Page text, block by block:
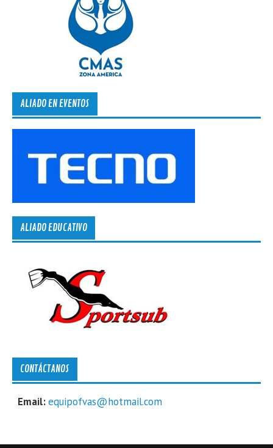
ALIADO EN EVENTOS
ALIADO EDUCATIVO
CONTÁCTANOS
Email:equipofvas@hotmail.com